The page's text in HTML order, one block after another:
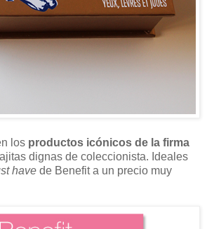
los productos icónicos de la firma
dignas de coleccionista. Ideales
have de Benefit a un precio muy